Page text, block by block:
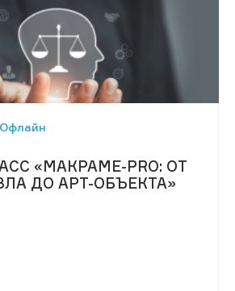
«МАКРАМЕ-PRO: ОТ
ДО АРТ-ОБЪЕКТА»